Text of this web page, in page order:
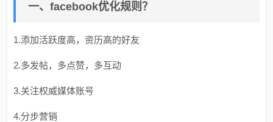
一、facebook优化规则？
1.添加活跃度高，资历高的好友
2.多发帖，多点赞，多互动
3.关注权威媒体账号
4.分步营销